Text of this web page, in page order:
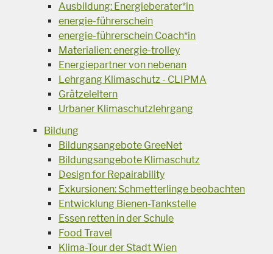
Ausbildung: Energieberater*in
energie-führerschein
energie-führerschein Coach*in
Materialien: energie-trolley
Energiepartner von nebenan
Lehrgang Klimaschutz - CLIPMA
Grätzeleltern
Urbaner Klimaschutzlehrgang
Bildung
Bildungsangebote GreeNet
Bildungsangebote Klimaschutz
Design for Repairability
Exkursionen: Schmetterlinge beobachten
Entwicklung Bienen-Tankstelle
Essen retten in der Schule
Food Travel
Klima-Tour der Stadt Wien